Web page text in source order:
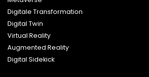
Digitale Transformation
Digital Twin
Virtual Reality
Augmented Reality
Digital Sidekick